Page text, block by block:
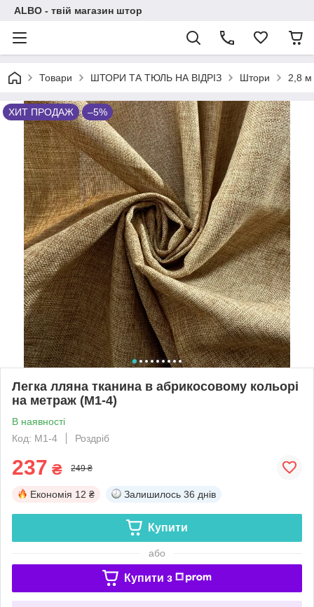
ALBO - твій магазин штор
Товари ШТОРИ ТА ТЮЛЬ НА ВІДРІЗ Штори 2,8 м
ХИТ ПРОДАЖ –5%
Легка лляна тканина в абрикосовому кольорі
на метраж (М1-4)
В наявності
Код: M1-4
Роздріб
237 ₴ 249 ₴
Економія 12 ₴ Залишилось 36 днів
Купити
або
Купити з